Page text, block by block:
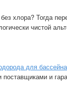
хлора? Тогда
чистой
для бассейна
и